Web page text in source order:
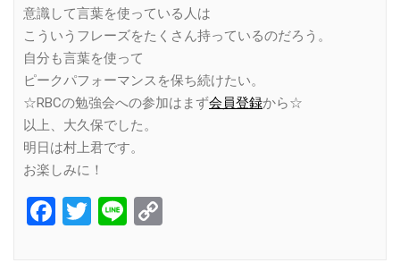
意識して言葉を使っている人は
こういうフレーズをたくさん持っているのだろう。
自分も言葉を使って
ピークパフォーマンスを保ち続けたい。
☆RBCの勉強会への参加はまず会員登録から☆
以上、大久保でした。
明日は村上君です。
お楽しみに！
Facebook
Twitter
Line